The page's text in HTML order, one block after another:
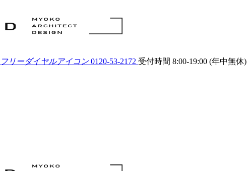
0120-53-2172 受付時間 8:00-19:00 (年中無休)